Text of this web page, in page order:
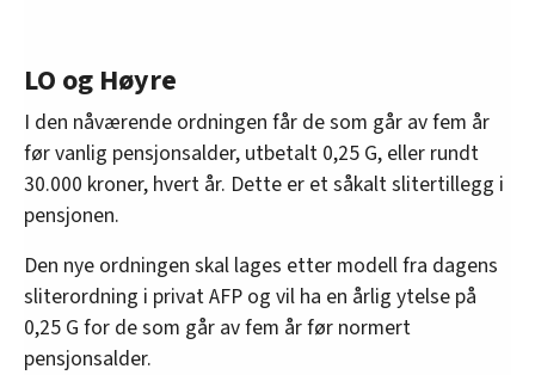
LO og Høyre
I den nåværende ordningen får de som går av fem år
før vanlig pensjonsalder, utbetalt 0,25 G, eller rundt
30.000 kroner, hvert år. Dette er et såkalt slitertillegg i
pensjonen.
Den nye ordningen skal lages etter modell fra dagens
sliterordning i privat AFP og vil ha en årlig ytelse på
0,25 G for de som går av fem år før normert
pensjonsalder.